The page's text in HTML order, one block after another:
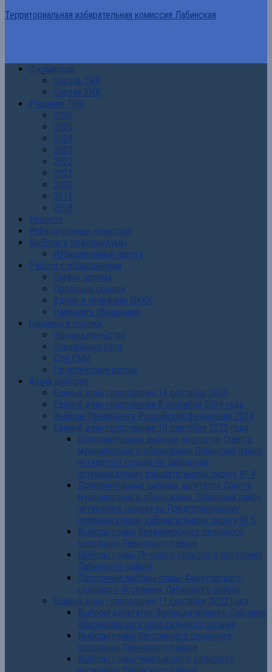
Территориальная избирательная комиссия Лабинская
О комиссии
Состав ТИК
Состав УИК
Решения ТИК
2026
2025
2024
2023
2022
2021
2020
2019
2018
Новости
Избирательные комиссии
Выборы и референдумы
Избирательные округа
Работа с обращениями
График приема
Полезные ссылки
Адрес и телефоны ИККК
Направить обращение
Баннеры и ссылки
Законодательство
Социальные сети
Для СМИ
Политические партии
Архив выборов
Единый день голосования 14 сентября 2025
Единый день голосования 8 сентября 2024 года
Выборы Президента Российской Федерации 2024
Единый день голосования 10 сентября 2023 года
Дополнительные выборы депутатов Совета
муниципального образования Лабинский район
четвертого созыва по Западному
пятимандатному избирательному округу № 4
Дополнительные выборы депутатов Совета
муниципального образования Лабинский район
четвертого созыва по Предгорненскому
пятимандатному избирательному округу № 5
Выборы главы Владимирского сельского
поселения Лабинского района
Выборы главы Лучевого сельского поселения
Лабинского района
Досрочные выборы главы Ахметовского
сельского поселения Лабинского района
Единый день голосования 11 сентября 2022 года
Выборы депутатов Законодательного Собрания
Краснодарского края седьмого созыва
Выборы главы Зассовского сельского
поселения Лабинского района
Выборы главы Чамлыкского сельского